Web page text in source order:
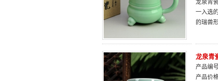
龙泉青
一入选
的瑞兽
龙泉青
产品编
产品价